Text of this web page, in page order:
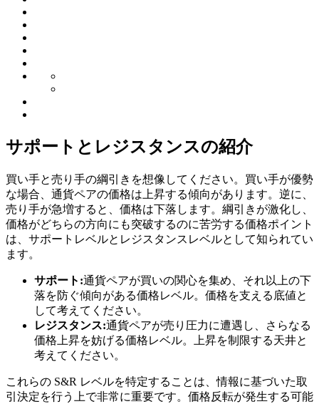
サポートとレジスタンスの紹介
買い手と売り手の綱引きを想像してください。買い手が優勢
な場合、通貨ペアの価格は上昇する傾向があります。逆に、
売り手が急増すると、価格は下落します。綱引きが激化し、
価格がどちらの方向にも突破するのに苦労する価格ポイント
は、サポートレベルとレジスタンスレベルとして知られてい
ます。
サポート:通貨ペアが買いの関心を集め、それ以上の下
落を防ぐ傾向がある価格レベル。価格を支える底値と
して考えてください。
レジスタンス:通貨ペアが売り圧力に遭遇し、さらなる
価格上昇を妨げる価格レベル。上昇を制限する天井と
考えてください。
これらの S&R レベルを特定することは、情報に基づいた取
引決定を行う上で非常に重要です。価格反転が発生する可能